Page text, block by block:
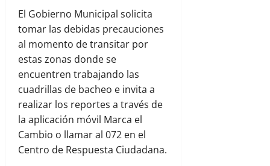
El Gobierno Municipal solicita
tomar las debidas precauciones
al momento de transitar por
estas zonas donde se
encuentren trabajando las
cuadrillas de bacheo e invita a
realizar los reportes a través de
la aplicación móvil Marca el
Cambio o llamar al 072 en el
Centro de Respuesta Ciudadana.